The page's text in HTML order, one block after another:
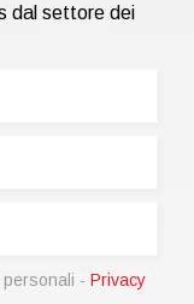
dal settore dei
- Privacy